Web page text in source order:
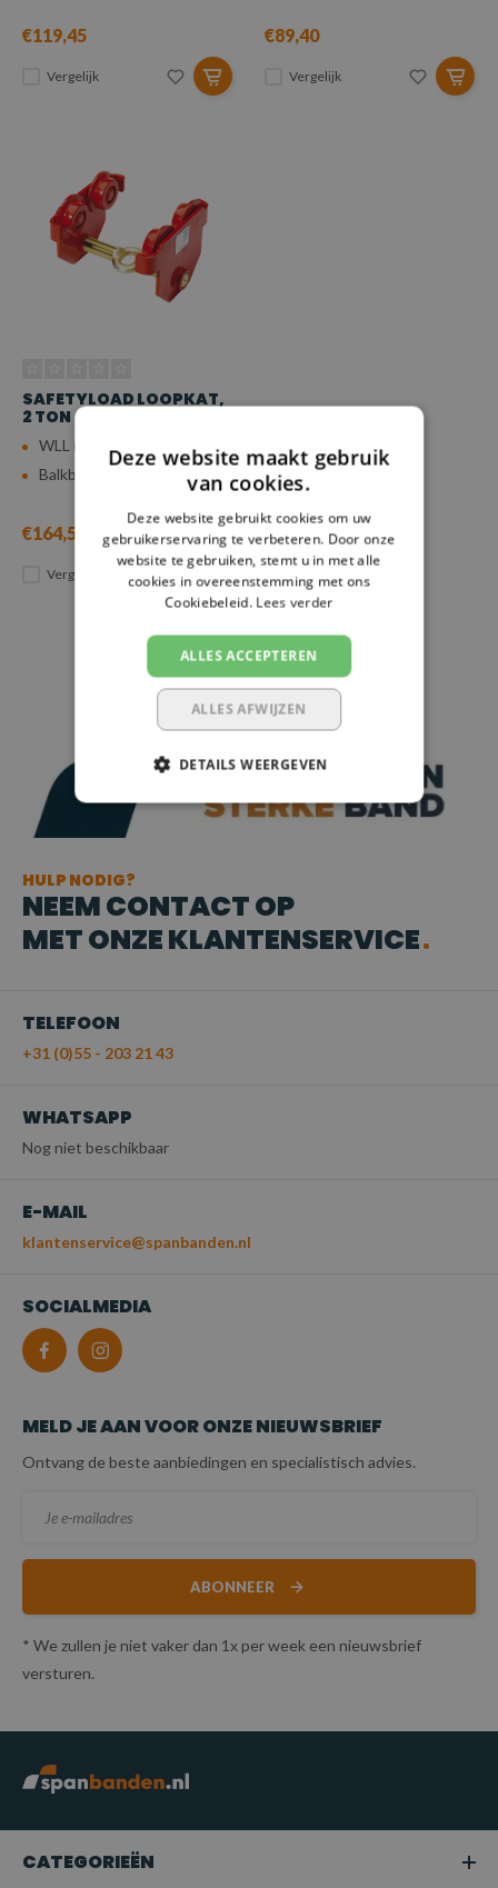
€119,45
Vergelijk
€89,40
Vergelijk
SAFETYLOAD LOOPKAT,
2 TON
WLL (4:1): 2 ton
Balkbreedte: 66 - 220 mm
€164,53
Vergelijk
HULP NODIG?
NEEM CONTACT OP
MET ONZE KLANTENSERVICE
TELEFOON
+31 (0)55 - 203 21 43
WHATSAPP
Nog niet beschikbaar
E-MAIL
klantenservice@spanbanden.nl
SOCIALMEDIA
MELD JE AAN VOOR ONZE NIEUWSBRIEF
Ontvang de beste aanbiedingen en specialistisch advies.
ABONNEER
* We zullen je niet vaker dan 1x per week een nieuwsbrief
versturen.
CATEGORIEËN
Deze website maakt gebruik
van cookies.
Deze website gebruikt cookies om uw
gebruikerservaring te verbeteren. Door onze
website te gebruiken, stemt u in met alle
cookies in overeenstemming met ons
Cookiebeleid. Lees verder
ALLES ACCEPTEREN
ALLES AFWIJZEN
DETAILS WEERGEVEN